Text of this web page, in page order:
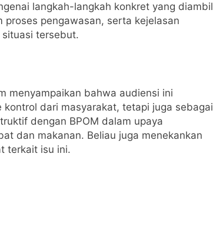
langkah-langkah konkret yang diambil
proses pengawasan, serta kejelasan
tersebut.
menyampaikan bahwa audiensi ini
dari masyarakat, tetapi juga sebagai
dengan BPOM dalam upaya
dan makanan. Beliau juga menekankan
terkait isu ini.